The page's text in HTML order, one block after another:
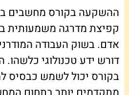
ההשקעה בקורס מחשבים
קפיצת מדרגה משמעותית
אדם. בשוק העבודה
דורש ידע טכנולוגי
בקורס יכול לשמש כבסיס